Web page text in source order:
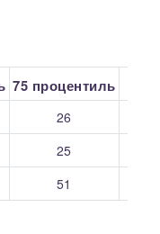
75 процентиль
26
25
51